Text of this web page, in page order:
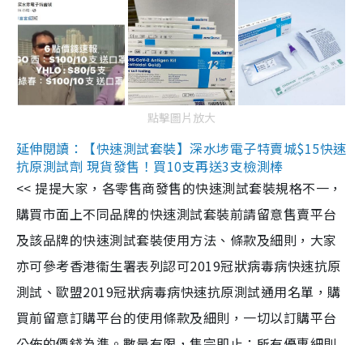
點擊圖片放大
延伸閱讀：【快速測試套裝】深水埗電子特賣城$15快速
抗原測試劑 現貨發售！買10支再送3支檢測棒
<< 提提大家，各零售商發售的快速測試套裝規格不一，
購買市面上不同品牌的快速測試套裝前請留意售賣平台
及該品牌的快速測試套裝使用方法、條款及細則，大家
亦可參考香港衞生署表列認可2019冠狀病毒病快速抗原
測試、歐盟2019冠狀病毒病快速抗原測試通用名單，購
買前留意訂購平台的使用條款及細則，一切以訂購平台